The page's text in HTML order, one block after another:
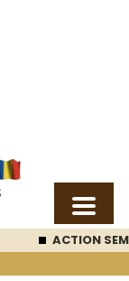
ACTION